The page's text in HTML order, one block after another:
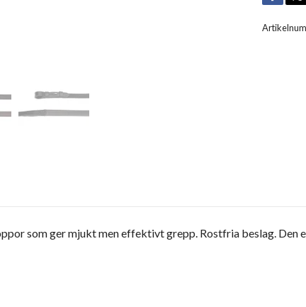
som ger mjukt men effektivt grepp. Rostfria beslag.